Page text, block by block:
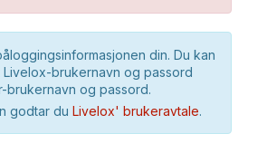
din. Du kan
brukernavn og passord
brukernavn og passord.
godtar du Livelox' brukeravtale.